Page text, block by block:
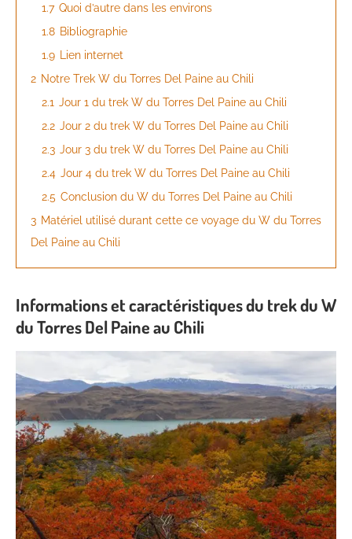
1.7 Quoi d’autre dans les environs
1.8 Bibliographie
1.9 Lien internet
2 Notre Trek W du Torres Del Paine au Chili
2.1 Jour 1 du trek W du Torres Del Paine au Chili
2.2 Jour 2 du trek W du Torres Del Paine au Chili
2.3 Jour 3 du trek W du Torres Del Paine au Chili
2.4 Jour 4 du trek W du Torres Del Paine au Chili
2.5 Conclusion du W du Torres Del Paine au Chili
3 Matériel utilisé durant cette ce voyage du W du Torres
Del Paine au Chili
Informations et caractéristiques du trek du W
du Torres Del Paine au Chili